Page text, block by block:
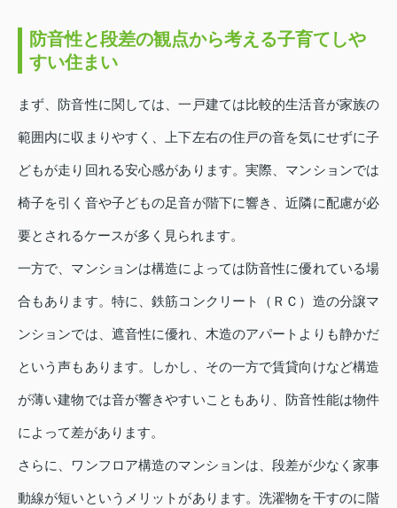
防音性と段差の観点から考える子育てしや
すい住まい
まず、防音性に関しては、一戸建ては比較的生活音が家族の
範囲内に収まりやすく、上下左右の住戸の音を気にせずに子
どもが走り回れる安心感があります。実際、マンションでは
椅子を引く音や子どもの足音が階下に響き、近隣に配慮が必
要とされるケースが多く見られます。
一方で、マンションは構造によっては防音性に優れている場
合もあります。特に、鉄筋コンクリート（ＲＣ）造の分譲マ
ンションでは、遮音性に優れ、木造のアパートよりも静かだ
という声もあります。しかし、その一方で賃貸向けなど構造
が薄い建物では音が響きやすいこともあり、防音性能は物件
によって差があります。
さらに、ワンフロア構造のマンションは、段差が少なく家事
動線が短いというメリットがあります。洗濯物を干すのに階